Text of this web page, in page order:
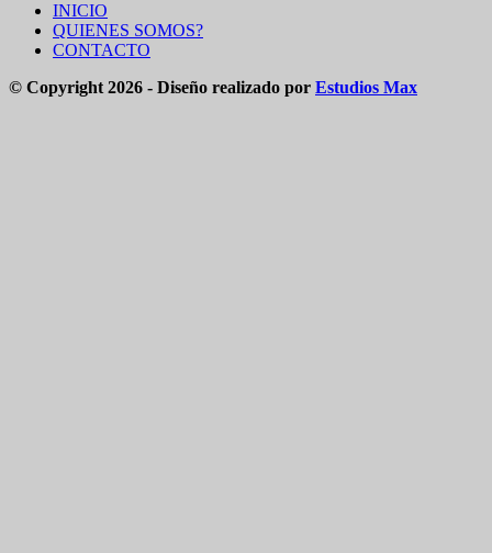
INICIO
QUIENES SOMOS?
CONTACTO
© Copyright 2026 - Diseño realizado por Estudios Max